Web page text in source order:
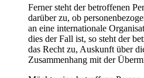
Ferner steht der betroffenen
darüber zu, ob
an eine internationale
dies der Fall ist, so steht der
das Recht zu, Auskunft über
Zusammenhang mit der